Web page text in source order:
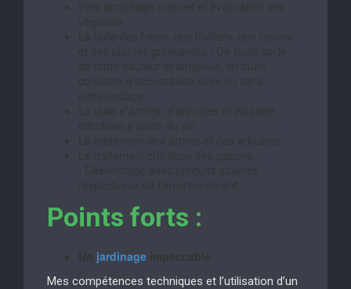
Points forts :
jardinage
Mes compétences techniques et l’utilisation d’un